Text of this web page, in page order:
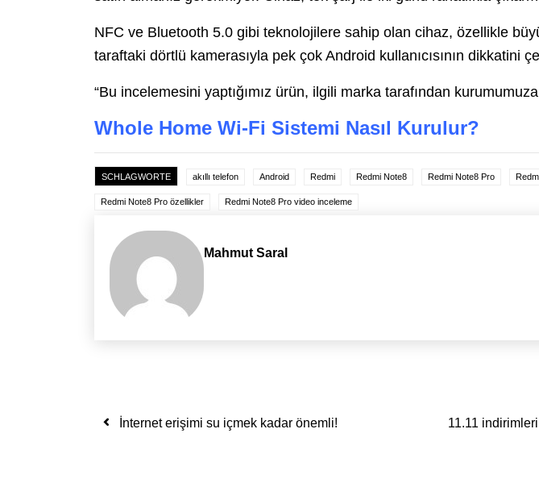
NFC ve Bluetooth 5.0 gibi teknolojilere sahip olan cihaz, özellikle
taraftaki dörtlü kamerasıyla pek çok Android kullanıcısının dikkatini
“Bu incelemesini yaptığımız ürün, ilgili marka tarafından kurumumuza
Whole Home Wi-Fi Sistemi Nasıl Kurulur?
SCHLAGWORTE akıllı telefon Android Redmi Redmi Note8 Redmi Note8 Pro
Redmi Note8 Pro özellikler Redmi Note8 Pro video inceleme
Mahmut Saral
Yazı dolaşımı
İnternet erişimi su içmek kadar önemli! 11.11